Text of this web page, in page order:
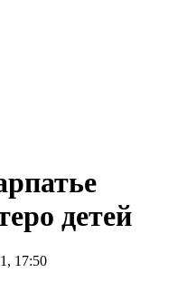
детей
17:50